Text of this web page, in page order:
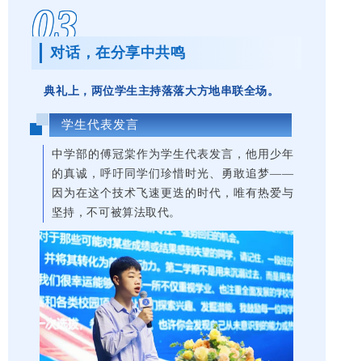
03
对话，在分享中共鸣
典礼上，两位学生主持落落大方地串联全场。
学生代表发言
中学部的傅冠棠作为学生代表发言，他用少年
的真诚，呼吁同学们珍惜时光、勇敢追梦——
因为在这个技术飞速更迭的时代，唯有热爱与
坚持，不可被算法取代。